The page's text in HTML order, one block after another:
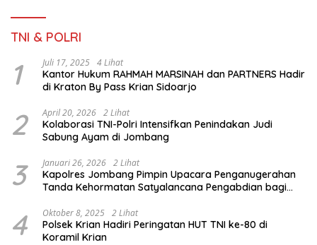
TNI & POLRI
1 Juli 17, 2025 4 Lihat
Kantor Hukum RAHMAH MARSINAH dan PARTNERS Hadir
di Kraton By Pass Krian Sidoarjo
2 April 20, 2026 2 Lihat
Kolaborasi TNI-Polri Intensifkan Penindakan Judi
Sabung Ayam di Jombang
3 Januari 26, 2026 2 Lihat
Kapolres Jombang Pimpin Upacara Penganugerahan
Tanda Kehormatan Satyalancana Pengabdian bagi
4 Oktober 8, 2025 2 Lihat
Polsek Krian Hadiri Peringatan HUT TNI ke-80 di
Koramil Krian